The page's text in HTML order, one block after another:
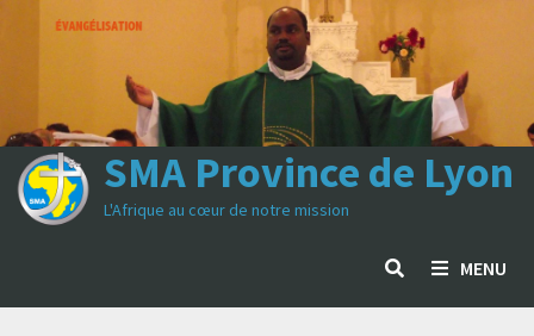
Passer
SMA Province de Lyon
L'Afrique au cœur de notre mission
MENU